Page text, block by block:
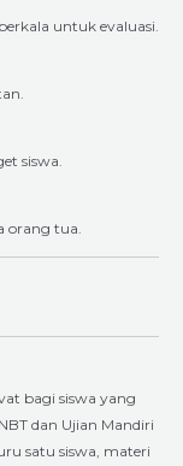
untuk evaluasi.
siswa.
orang tua.
bagi siswa yang
dan Ujian Mandiri
satu siswa, materi